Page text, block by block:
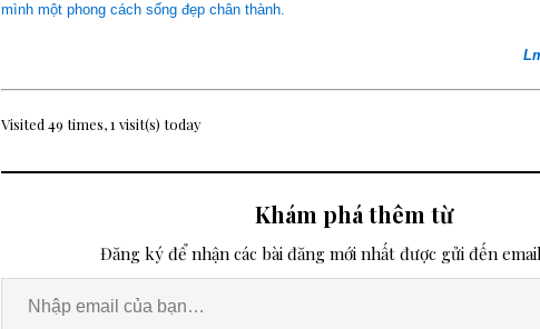
mình một phong cách sống đẹp chân thành.
Visited 49 times, 1 visit(s) today
Khám phá thêm từ
Đăng ký để nhận các bài đăng mới nhất được gửi đến